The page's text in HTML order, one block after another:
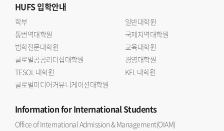
HUFS입학안내
학부
일반대학원
통번역대학원
국제지역대학원
법학전문대학원
교육대학원
글로벌공공리더십대학원
경영대학원
TESOL 대학원
KFL 대학원
글로벌미디어커뮤니케이션대학원
Informationfor International Students
Office of International Admission & Management(OIAM)